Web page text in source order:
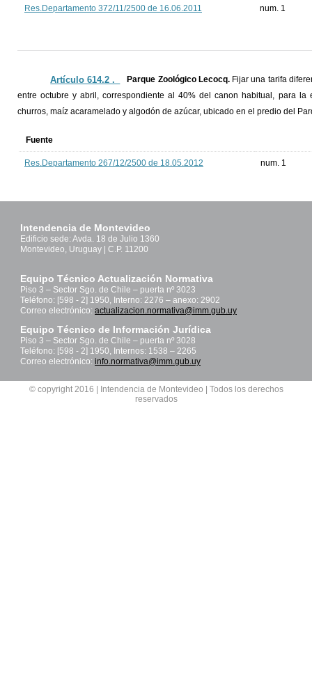
Res.Departamento 372/11/2500 de 16.06.2011 num. 1
Artículo 614.2 ._ Parque Zoológico Lecocq. Fijar una tarifa
entre octubre y abril, correspondiente al 40% del canon habitual, para
churros, maíz acaramelado y algodón de azúcar, ubicado en el predio del
Fuente
Res.Departamento 267/12/2500 de 18.05.2012 num. 1
Intendencia de Montevideo
Edificio sede: Avda. 18 de Julio 1360
Montevideo, Uruguay | C.P. 11200
Equipo Técnico Actualización Normativa
Piso 3 – Sector Sgo. de Chile – puerta nº 3023
Teléfono: [598 - 2] 1950, Interno: 2276 – anexo: 2902
Correo electrónico: actualizacion.normativa@imm.gub.uy
Equipo Técnico de Información Jurídica
Piso 3 – Sector Sgo. de Chile – puerta nº 3028
Teléfono: [598 - 2] 1950, Internos: 1538 – 2265
Correo electrónico: info.normativa@imm.gub.uy
© copyright 2016 | Intendencia de Montevideo | Todos los derechos
reservados